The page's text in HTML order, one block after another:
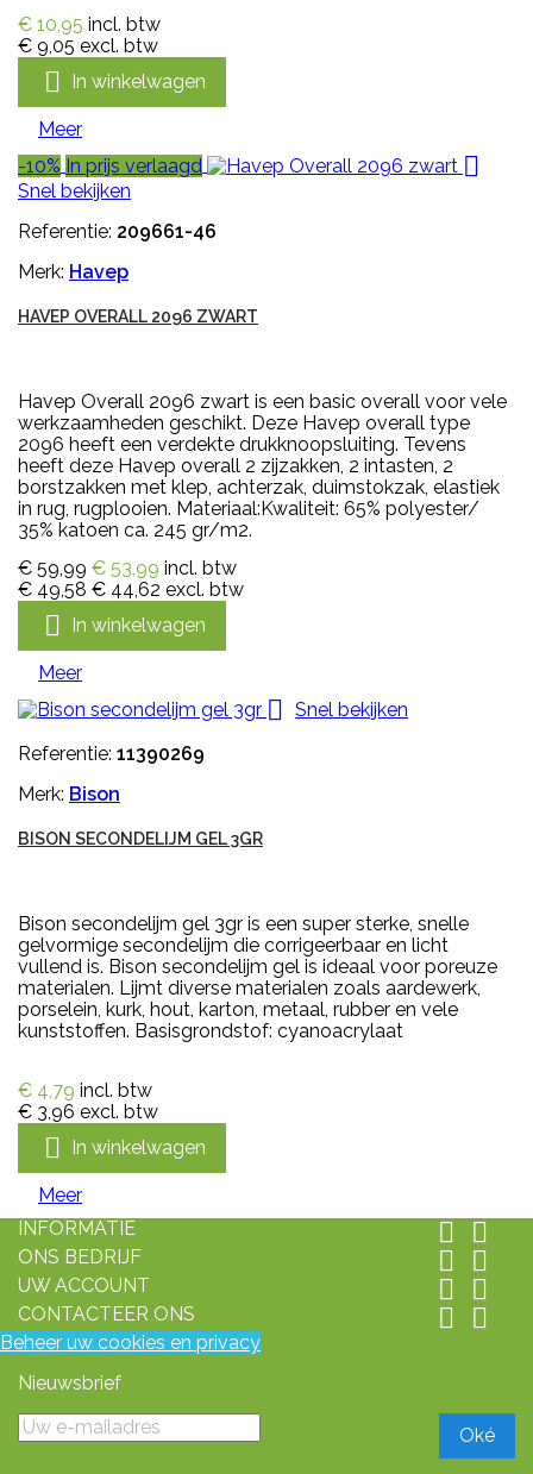
€ 10,95 incl. btw
€ 9,05 excl. btw
 In winkelwagen
Meer
-10% In prijs verlaagd 
Snel bekijken
Referentie: 209661-46
Merk: Havep
HAVEP OVERALL 2096 ZWART
Havep Overall 2096 zwart is een basic overall voor vele
werkzaamheden geschikt. Deze Havep overall type
2096 heeft een verdekte drukknoopsluiting. Tevens
heeft deze Havep overall 2 zijzakken, 2 intasten, 2
borstzakken met klep, achterzak, duimstokzak, elastiek
in rug, rugplooien. Materiaal:Kwaliteit: 65% polyester/
35% katoen ca. 245 gr/m2.
€ 59,99 € 53,99 incl. btw
€ 49,58 € 44,62 excl. btw
 In winkelwagen
Meer

Snel bekijken
Referentie: 11390269
Merk: Bison
BISON SECONDELIJM GEL 3GR
Bison secondelijm gel 3gr is een super sterke, snelle
gelvormige secondelijm die corrigeerbaar en licht
vullend is. Bison secondelijm gel is ideaal voor poreuze
materialen. Lijmt diverse materialen zoals aardewerk,
porselein, kurk, hout, karton, metaal, rubber en vele
kunststoffen. Basisgrondstof: cyanoacrylaat
€ 4,79 incl. btw
€ 3,96 excl. btw
 In winkelwagen
Meer
INFORMATIE
 
ONS BEDRIJF  
UW ACCOUNT  
CONTACTEER ONS  
Beheer uw cookies en privacy
Nieuwsbrief